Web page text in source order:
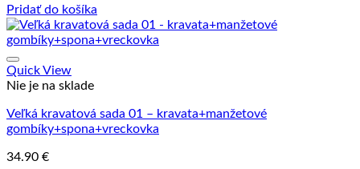
Pridať do košíka
Quick View
Nie je na sklade
Veľká kravatová sada 01 – kravata+manžetové
gombíky+spona+vreckovka
34.90 €